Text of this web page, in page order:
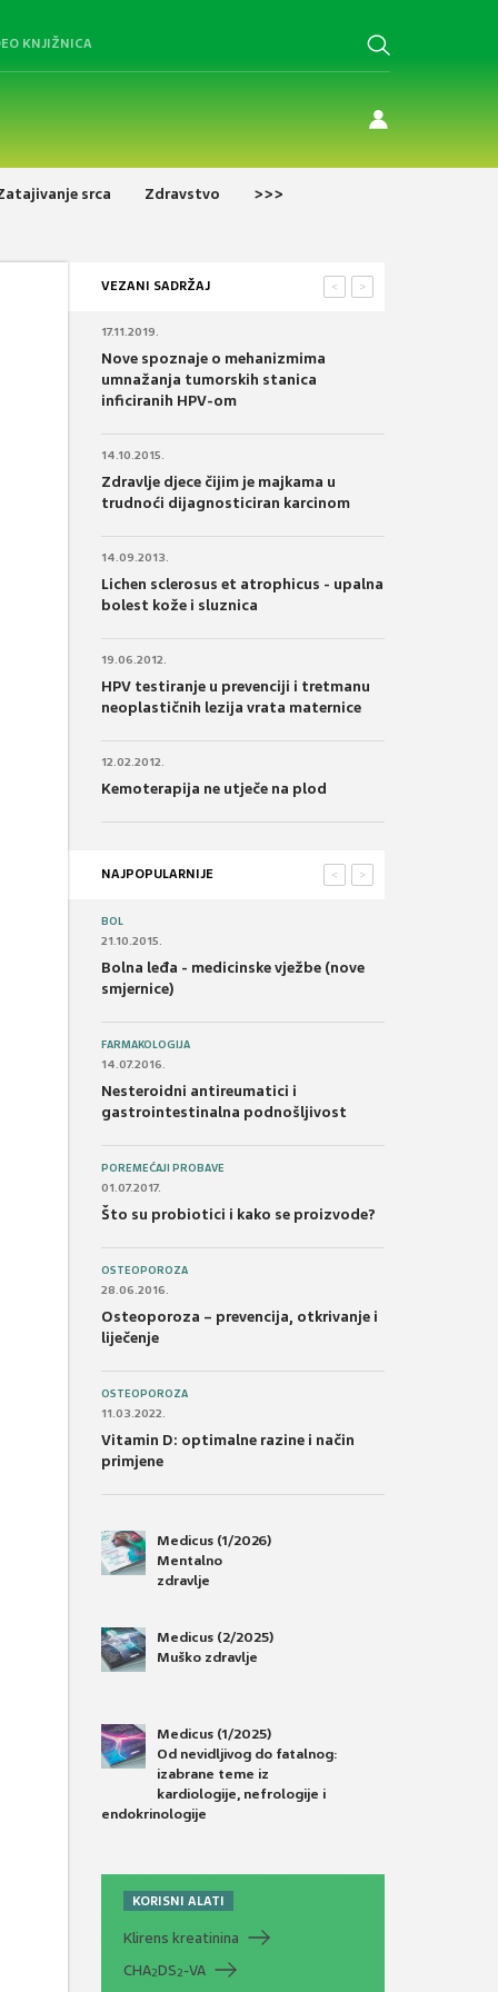
KNJIŽNICA
srca Zdravstvo >>>
VEZANI SADRŽAJ >
<
17.11.2019.
Nove spoznaje o mehanizmima
umnažanja tumorskih stanica
inficiranih HPV-om
14.10.2015.
Zdravlje djece čijim je majkama u
trudnoći dijagnosticiran karcinom
14.09.2013.
Lichen sclerosus et atrophicus - upalna
bolest kože i sluznica
19.06.2012.
HPV testiranje u prevenciji i tretmanu
neoplastičnih lezija vrata maternice
12.02.2012.
Kemoterapija ne utječe na plod
NAJPOPULARNIJE >
<
BOL
21.10.2015.
Bolna leđa - medicinske vježbe (nove
smjernice)
FARMAKOLOGIJA
14.07.2016.
Nesteroidni antireumatici i
gastrointestinalna podnošljivost
POREMEĆAJI PROBAVE
01.07.2017.
Što su probiotici i kako se proizvode?
OSTEOPOROZA
28.06.2016.
Osteoporoza – prevencija, otkrivanje i
liječenje
OSTEOPOROZA
11.03.2022.
Vitamin D: optimalne razine i način
primjene
Medicus (1/2026)
Mentalno
zdravlje
Medicus (2/2025)
Muško zdravlje
Medicus (1/2025)
Od nevidljivog do fatalnog:
izabrane teme iz
kardiologije, nefrologije i
endokrinologije
KORISNI ALATI
Klirens kreatinina
CHA2DS2-VA